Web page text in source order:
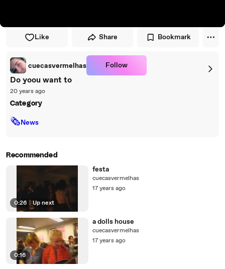
Like Share Bookmark
cuecasvermelhas Follow
Do yoou want to
20 years ago
Category
🗞News
Recommended
0:26 | Up next
festa
cuecasvermelhas
17 years ago
0:16
a dolls house
cuecasvermelhas
17 years ago